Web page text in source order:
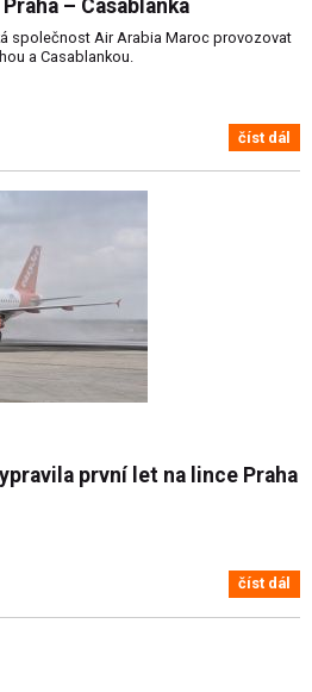
– Casablanka
společnost Air Arabia Maroc provozovat
a Casablankou.
číst dál
první let na lince Praha
číst dál